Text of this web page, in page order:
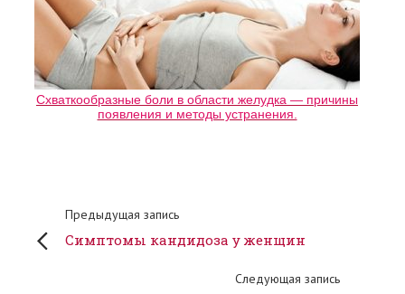
Схваткообразные боли в области желудка — причины
появления и методы устранения.
Предыдущая запись
Симптомы кандидоза у женщин
Следующая запись